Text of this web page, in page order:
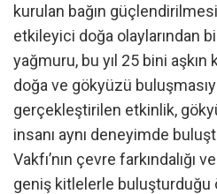
kurulan bağın
etkileyici doğa olaylarından
yağmuru, bu yıl 25 bini aşkın
doğa ve gökyüzü
gerçekleştirilen etkinlik,
insanı aynı deneyimde
Vakfı’nın çevre farkındalığı
geniş kitlelerle buluşturduğu